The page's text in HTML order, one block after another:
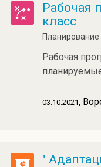
Рабочая
класс
Планирование
Рабочая
03.10.2021,
"